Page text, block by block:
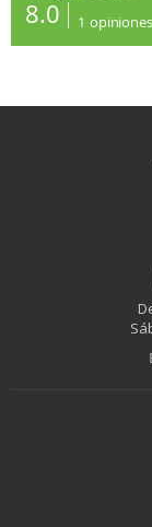
8.0 1 opiniones